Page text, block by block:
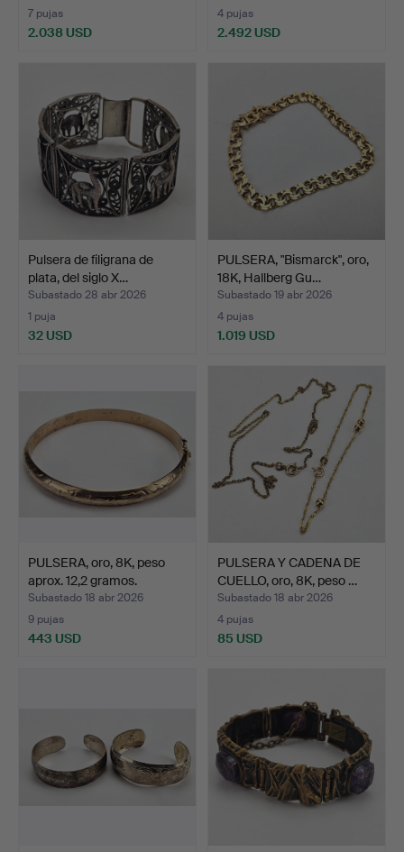
7 pujas
2.038 USD
4 pujas
2.492 USD
Pulsera de filigrana de
plata, del siglo X…
Subastado 28 abr 2026
1 puja
32 USD
PULSERA, "Bismarck", oro,
18K, Hallberg Gu…
Subastado 19 abr 2026
4 pujas
1.019 USD
PULSERA, oro, 8K, peso
aprox. 12,2 gramos.
Subastado 18 abr 2026
9 pujas
443 USD
PULSERA Y CADENA DE
CUELLO, oro, 8K, peso …
Subastado 18 abr 2026
4 pujas
85 USD